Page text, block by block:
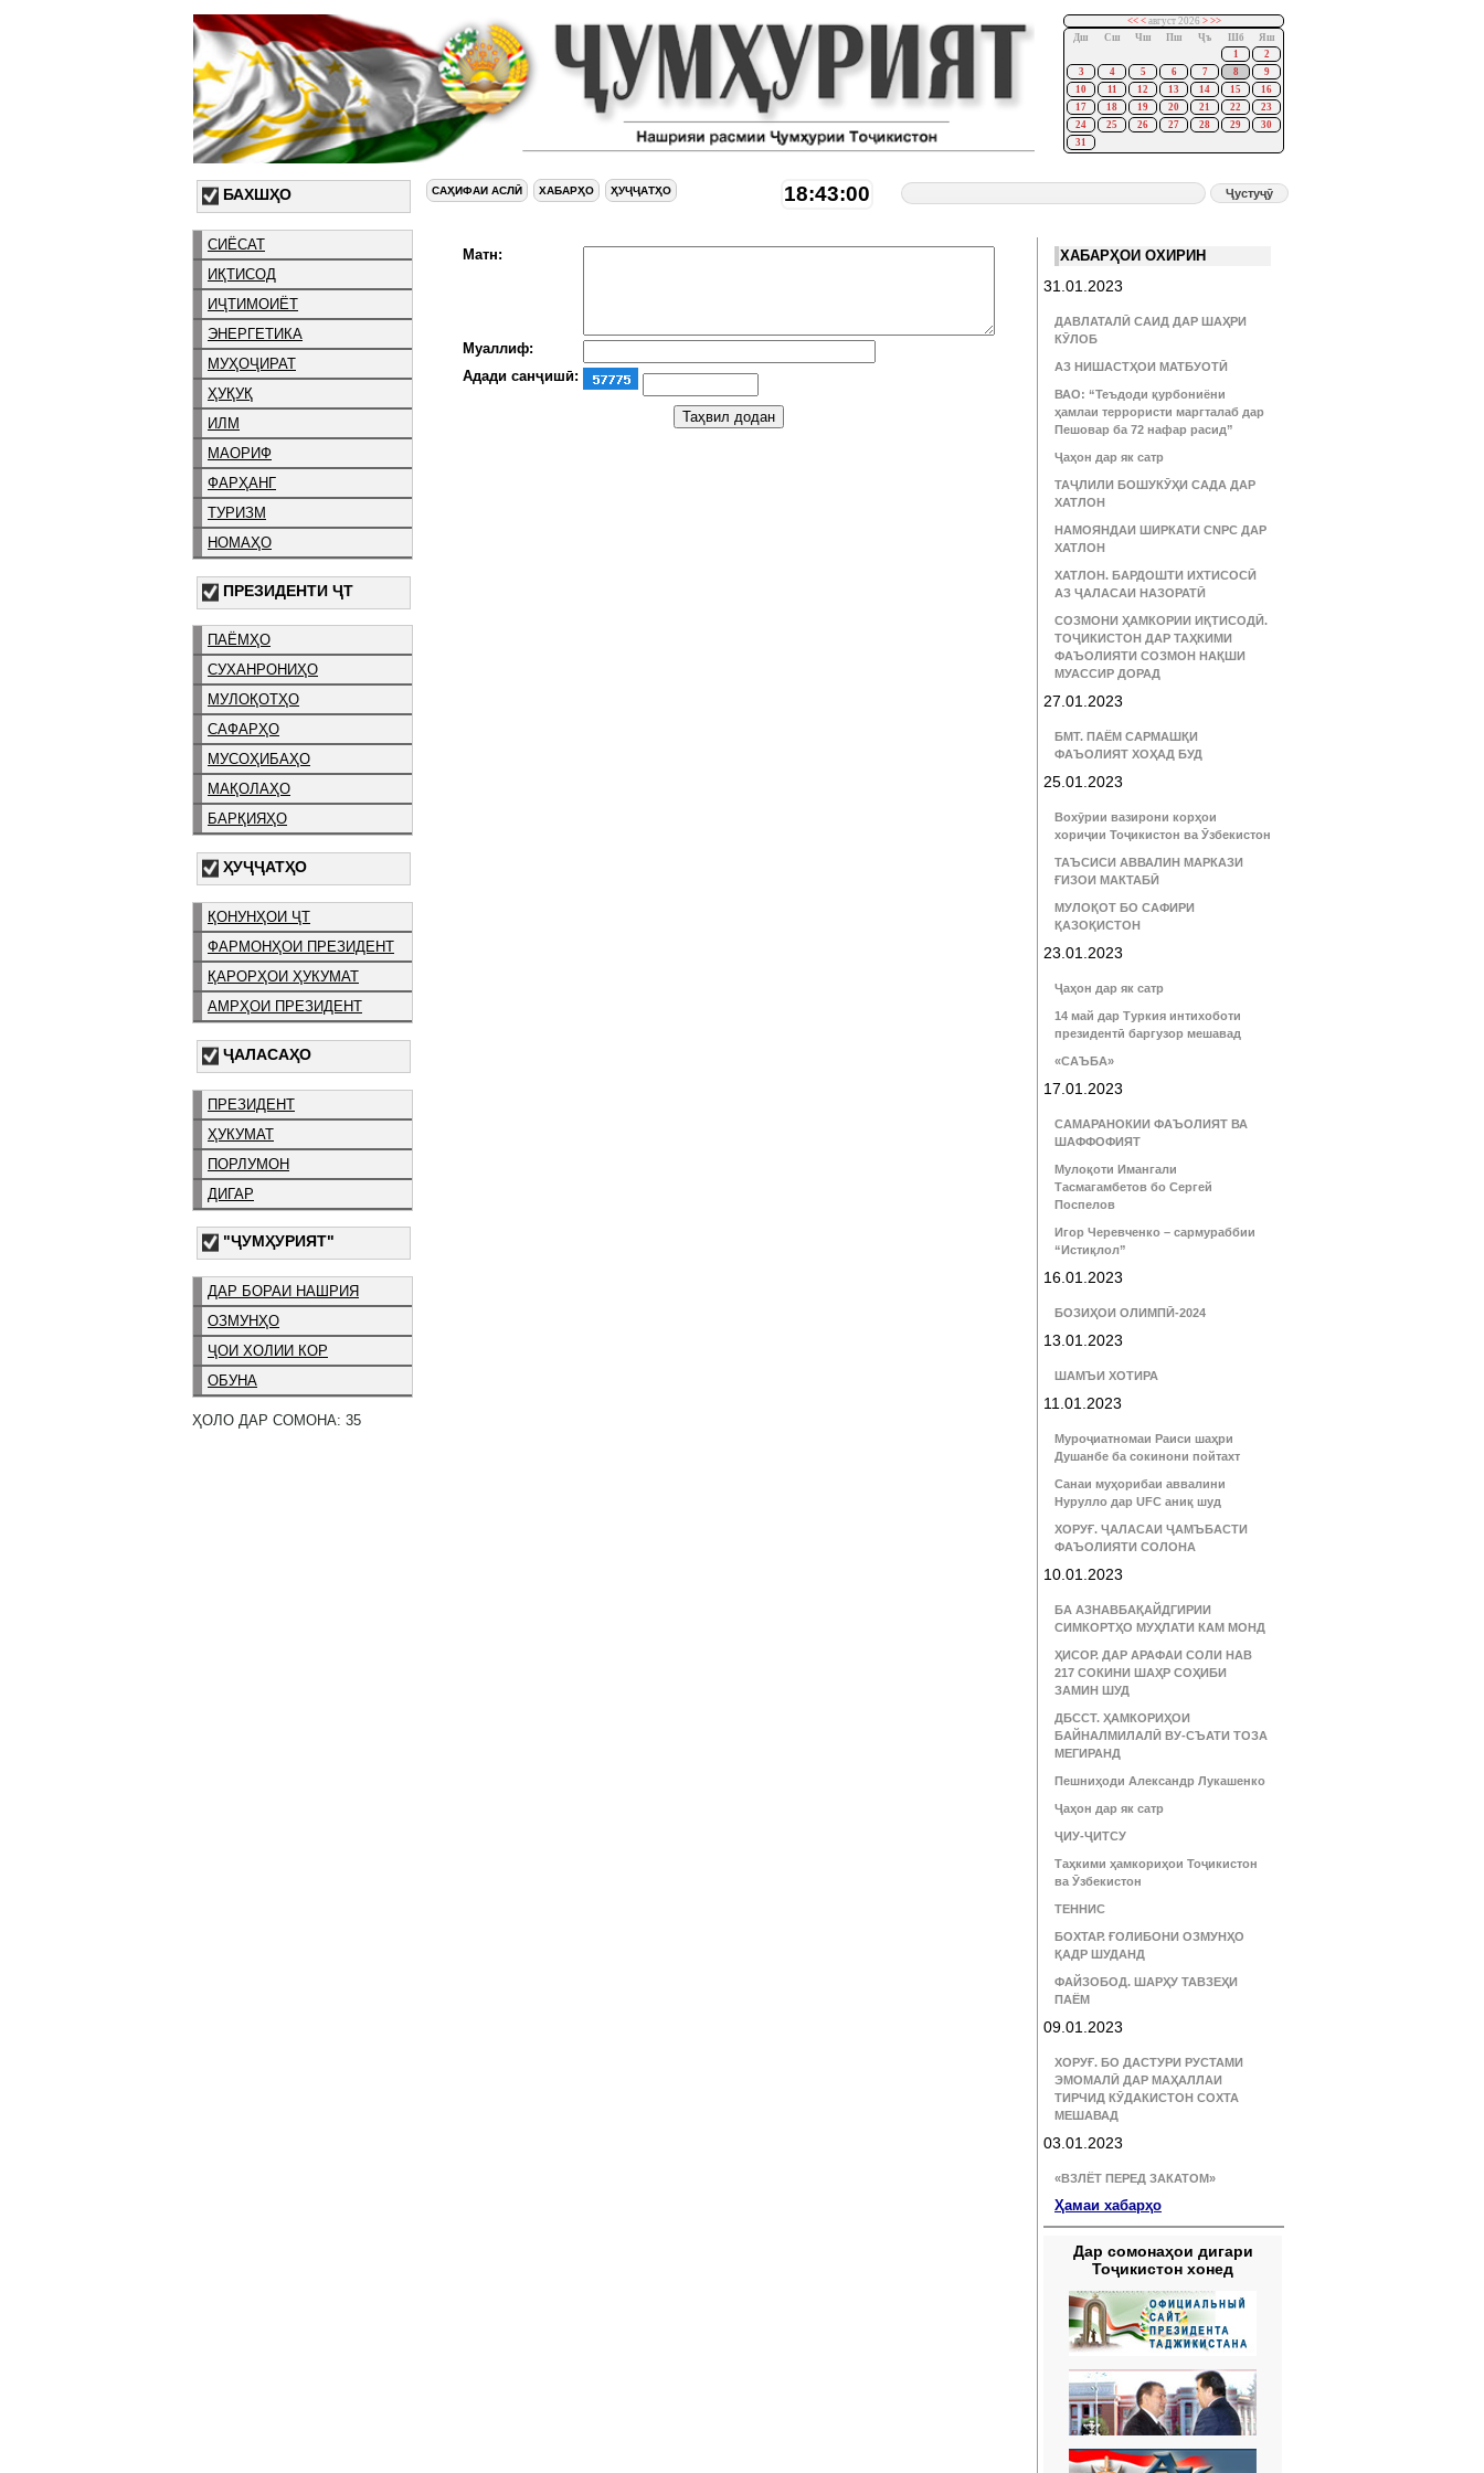
<< <август 2026 > >>
Дш
Сш Чш Пш Ҷъ Шб
Яш
1
2
3
4 5 6 7 8
9
10
11 12 13 14 15
16
17
18 19 20 21 22
23
24
25 26 27 28 29
30
31
БАХШҲО
СИЁСАТ
ИҚТИСОД
ИҶТИМОИЁТ
ЭНЕРГЕТИКА
МУҲОҶИРАТ
ҲУҚУҚ
ИЛМ
МАОРИФ
ФАРҲАНГ
ТУРИЗМ
НОМАҲО
ПРЕЗИДЕНТИ ҶТ
ПАЁМҲО
СУХАНРОНИҲО
МУЛОҚОТҲО
САФАРҲО
МУСОҲИБАҲО
МАҚОЛАҲО
БАРҚИЯҲО
ҲУҶҶАТҲО
ҚОНУНҲОИ ҶТ
ФАРМОНҲОИ ПРЕЗИДЕНТ
ҚАРОРҲОИ ҲУКУМАТ
АМРҲОИ ПРЕЗИДЕНТ
ҶАЛАСАҲО
ПРЕЗИДЕНТ
ҲУКУМАТ
ПОРЛУМОН
ДИГАР
"ҶУМҲУРИЯТ"
ДАР БОРАИ НАШРИЯ
ОЗМУНҲО
ҶОИ ХОЛИИ КОР
ОБУНА
ҲОЛО ДАР СОМОНА: 35
САҲИФАИ АСЛӢ ХАБАРҲО ҲУҶҶАТҲО 18:43:01
Матн:
Муаллиф:
Адади санҷишӣ:
ХАБАРҲОИ ОХИРИН
31.01.2023
ДАВЛАТАЛӢ САИД ДАР ШАҲРИ
КӮЛОБ
АЗ НИШАСТҲОИ МАТБУОТӢ
ВАО: “Теъдоди қурбониёни
ҳамлаи террористи маргталаб дар
Пешовар ба 72 нафар расид”
Ҷаҳон дар як сатр
ТАҶЛИЛИ БОШУКӮҲИ САДА ДАР
ХАТЛОН
НАМОЯНДАИ ШИРКАТИ CNPC ДАР
ХАТЛОН
ХАТЛОН. БАРДОШТИ ИХТИСОСӢ
АЗ ҶАЛАСАИ НАЗОРАТӢ
СОЗМОНИ ҲАМКОРИИ ИҚТИСОДӢ.
ТОҶИКИСТОН ДАР ТАҲКИМИ
ФАЪОЛИЯТИ СОЗМОН НАҚШИ
МУАССИР ДОРАД
27.01.2023
БМТ. ПАЁМ САРМАШҚИ
ФАЪОЛИЯТ ХОҲАД БУД
25.01.2023
Вохӯрии вазирони корҳои
хориҷии Тоҷикистон ва Ӯзбекистон
ТАЪСИСИ АВВАЛИН МАРКАЗИ
ҒИЗОИ МАКТАБӢ
МУЛОҚОТ БО САФИРИ
ҚАЗОҚИСТОН
23.01.2023
Ҷаҳон дар як сатр
14 май дар Туркия интихоботи
президентӣ баргузор мешавад
«САЪБА»
17.01.2023
САМАРАНОКИИ ФАЪОЛИЯТ ВА
ШАФФОФИЯТ
Мулоқоти Имангали
Тасмагамбетов бо Сергей
Поспелов
Игор Черевченко – сармураббии
“Истиқлол”
16.01.2023
БОЗИҲОИ ОЛИМПӢ-2024
13.01.2023
ШАМЪИ ХОТИРА
11.01.2023
Муроҷиатномаи Раиси шаҳри
Душанбе ба сокинони пойтахт
Санаи муҳорибаи аввалини
Нурулло дар UFC аниқ шуд
ХОРУҒ. ҶАЛАСАИ ҶАМЪБАСТИ
ФАЪОЛИЯТИ СОЛОНА
10.01.2023
БА АЗНАВБАҚАЙДГИРИИ
СИМКОРТҲО МУҲЛАТИ КАМ МОНД
ҲИСОР. ДАР АРАФАИ СОЛИ НАВ
217 СОКИНИ ШАҲР СОҲИБИ
ЗАМИН ШУД
ДБССТ. ҲАМКОРИҲОИ
БАЙНАЛМИЛАЛӢ ВУ-СЪАТИ ТОЗА
МЕГИРАНД
Пешниҳоди Александр Лукашенко
Ҷаҳон дар як сатр
ҶИУ-ҶИТСУ
Таҳкими ҳамкориҳои Тоҷикистон
ва Ӯзбекистон
ТЕННИС
БОХТАР. ҒОЛИБОНИ ОЗМУНҲО
ҚАДР ШУДАНД
ФАЙЗОБОД. ШАРҲУ ТАВЗЕҲИ
ПАЁМ
09.01.2023
ХОРУҒ. БО ДАСТУРИ РУСТАМИ
ЭМОМАЛӢ ДАР МАҲАЛЛАИ
ТИРЧИД КӮДАКИСТОН СОХТА
МЕШАВАД
03.01.2023
«ВЗЛЁТ ПЕРЕД ЗАКАТОМ»
Ҳамаи хабарҳо
Дар сомонаҳои дигари
Тоҷикистон хонед